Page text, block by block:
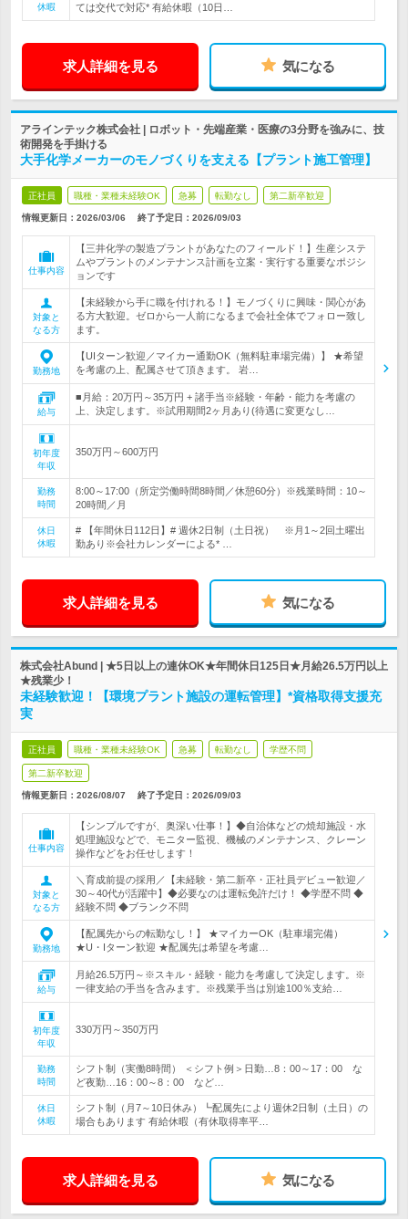
休暇
ては交代で対応* 有給休暇（10日…
求人詳細を見る 気になる
アラインテック株式会社 | ロボット・先端産業・医療の3分野を強みに、技
術開発を手掛ける
大手化学メーカーのモノづくりを支える【プラント施工管理】
正社員 職種・業種未経験OK 急募 転勤なし 第二新卒歓迎
情報更新日：2026/03/06 終了予定日： 2026/09/03
仕事内容
【三井化学の製造プラントがあなたのフィールド！】生産システ
ムやプラントのメンテナンス計画を立案・実行する重要なポジシ
ョンです
対象と
なる方
【未経験から手に職を付けれる！】モノづくりに興味・関心があ
る方大歓迎。ゼロから一人前になるまで会社全体でフォロー致し
ます。
勤務地
【UIターン歓迎／マイカー通勤OK（無料駐車場完備）】 ★希望
を考慮の上、配属させて頂きます。 岩…
給与
■月給：20万円～35万円 + 諸手当※経験・年齢・能力を考慮の
上、決定します。※試用期間2ヶ月あり(待遇に変更なし…
初年度
年収
350万円～600万円
勤務
時間
8:00～17:00（所定労働時間8時間／休憩60分）※残業時間：10～
20時間／月
休日
休暇
# 【年間休日112日】# 週休2日制（土日祝） ※月1～2回土曜出
勤あり※会社カレンダーによる* …
求人詳細を見る 気になる
株式会社Abund | ★5日以上の連休OK★年間休日125日★月給26.5万円以上
★残業少！
未経験歓迎！【環境プラント施設の運転管理】*資格取得支援充
実
正社員 職種・業種未経験OK 急募 転勤なし 学歴不問
第二新卒歓迎
情報更新日：2026/08/07 終了予定日： 2026/09/03
仕事内容
【シンプルですが、奥深い仕事！】◆自治体などの焼却施設・水
処理施設などで、モニター監視、機械のメンテナンス、クレーン
操作などをお任せします！
対象と
なる方
＼育成前提の採用／【未経験・第二新卒・正社員デビュー歓迎／
30～40代が活躍中】◆必要なのは運転免許だけ！ ◆学歴不問 ◆
経験不問 ◆ブランク不問
勤務地
【配属先からの転勤なし！】 ★マイカーOK（駐車場完備）
★U・Iターン歓迎 ★配属先は希望を考慮…
給与
月給26.5万円～※スキル・経験・能力を考慮して決定します。※
一律支給の手当を含みます。※残業手当は別途100％支給…
初年度
年収
330万円～350万円
勤務
時間
シフト制（実働8時間） ＜シフト例＞日勤…8：00～17：00 な
ど夜勤…16：00～8：00 など…
休日
休暇
シフト制（月7～10日休み）┗配属先により週休2日制（土日）の
場合もあります 有給休暇（有休取得率平…
求人詳細を見る 気になる